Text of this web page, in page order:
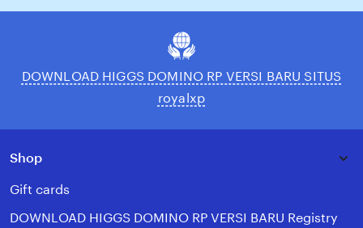
DOWNLOAD HIGGS DOMINO RP VERSI BARU SITUS
royalxp
Shop
Gift cards
DOWNLOAD HIGGS DOMINO RP VERSI BARU Registry